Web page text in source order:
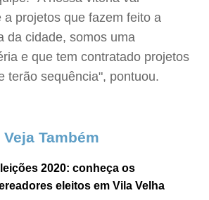
a projetos que fazem feito a
da cidade, somos uma
e que tem contratado projetos
terão sequência", pontuou.
Veja Também
2020: conheça os
eleitos em Vila Velha